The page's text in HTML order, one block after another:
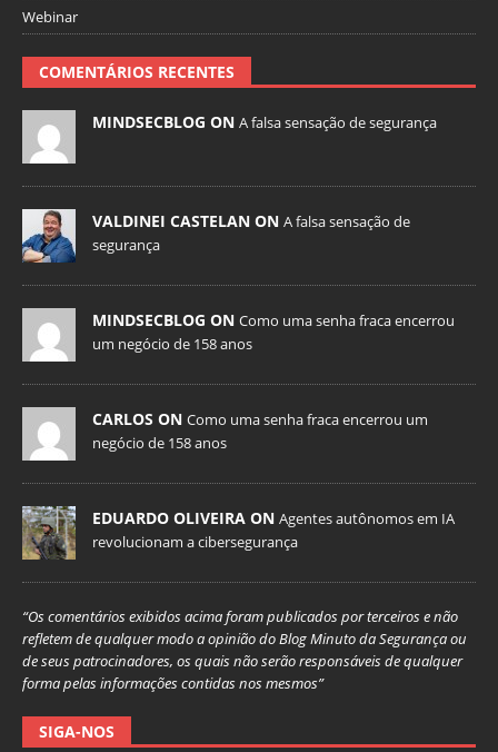
Webinar
COMENTÁRIOS RECENTES
MINDSECBLOG ON A falsa sensação de segurança
VALDINEI CASTELAN ON A falsa sensação de
segurança
MINDSECBLOG ON Como uma senha fraca encerrou
um negócio de 158 anos
CARLOS ON Como uma senha fraca encerrou um
negócio de 158 anos
EDUARDO OLIVEIRA ON Agentes autônomos em IA
revolucionam a cibersegurança
“Os comentários exibidos acima foram publicados por terceiros e não
refletem de qualquer modo a opinião do Blog Minuto da Segurança ou
de seus patrocinadores, os quais não serão responsáveis de qualquer
forma pelas informações contidas nos mesmos”
SIGA-NOS